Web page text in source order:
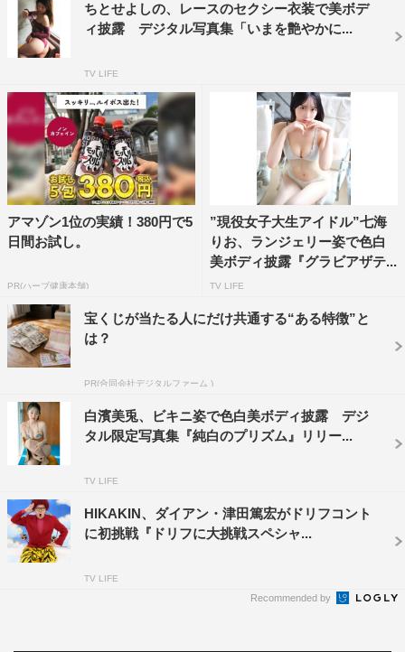
ちとせよしの、レースのセクシー衣装で美ボデ
ィ披露 デジタル写真集「いまを艶やかに...
TV LIFE
アマゾン1位の実績！380円で5
日間お試し。
PR(ハーブ健康本舗)
”現役女子大生アイドル”七海
りお、ランジェリー姿で色白
美ボディ披露『グラビアザテ...
TV LIFE
宝くじが当たる人にだけ共通する“ある特徴”と
は？
PR(合同会社デジタルファーム )
白濱美兎、ビキニ姿で色白美ボディ披露 デジ
タル限定写真集『純白のプリズム』リリー...
TV LIFE
HIKAKIN、ダイアン・津田篤宏がドリフコント
に初挑戦『ドリフに大挑戦スペシャ...
TV LIFE
Recommended by